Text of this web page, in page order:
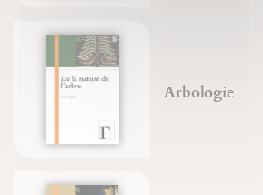
Arbologie